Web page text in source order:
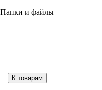
Папки и файлы
К товарам